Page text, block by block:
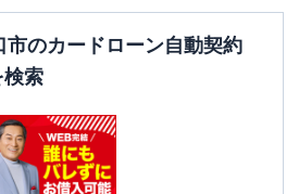
市のカードローン自動契約
検索